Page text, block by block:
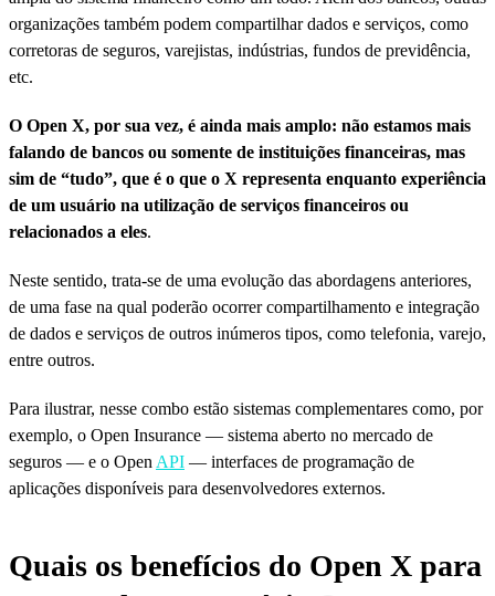
organizações também podem compartilhar dados e serviços, como
corretoras de seguros, varejistas, indústrias, fundos de previdência,
etc.
O Open X, por sua vez, é ainda mais amplo: não estamos mais
falando de bancos ou somente de instituições financeiras, mas
sim de “tudo”, que é o que o X representa enquanto experiência
de um usuário na utilização de serviços financeiros ou
relacionados a eles.
Neste sentido, trata-se de uma evolução das abordagens anteriores,
de uma fase na qual poderão ocorrer compartilhamento e integração
de dados e serviços de outros inúmeros tipos, como telefonia, varejo,
entre outros.
Para ilustrar, nesse combo estão sistemas complementares como, por
exemplo, o Open Insurance — sistema aberto no mercado de
seguros — e o Open API — interfaces de programação de
aplicações disponíveis para desenvolvedores externos.
Quais os benefícios do Open X para